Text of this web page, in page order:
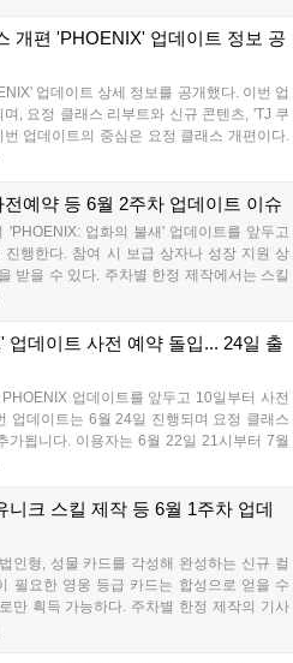
제작에서는 상급 축복의 가루로 BM
개편 'PHOENIX' 업데이트 정보 공
업데이트 상세 정보를 공개했다. 이번 업
, 요정 클래스 리부트와 신규 콘텐츠, 'TJ 쿠
업데이트의 중심은 요정 클래스 개편이다.
론'이 추가되고, 기존 스킬인 '오버 히트', '페
예약 등 6월 2주차 업데이트 이슈
'PHOENIX: 업화의 불새' 업데이트를 앞두고
행한다. 참여 시 보급 상자나 성장 지원 상
받을 수 있다. 주차별 한정 제작에서는 스킬
북 제작이 열리며, 주말 특별 제작에서는 대
업데이트 사전 예약 돌입... 24일 출
업데이트를 앞두고 10일부터 사전
업데이트는 6월 24일 진행되며 요정 클래스
가됩니다. 이용자는 6월 22일 21시부터 7월
할 수 있으며, 사전예약 시 월드별 보상 티켓
인하세요....
니크 스킬 제작 등 6월 1주차 업데
인형, 성물 카드를 각성해 완성하는 신규 컬
필요한 영웅 등급 카드는 합성으로 얻을 수
만 획득 가능하다. 주차별 한정 제작의 기사
한도가 3회로 늘어났으며, 레거시 월드에서